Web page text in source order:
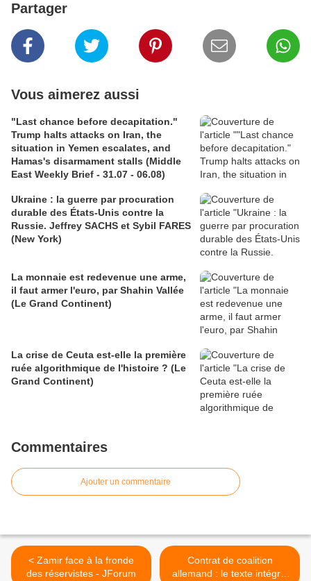
Partager
Vous aimerez aussi
"Last chance before decapitation."
Trump halts attacks on Iran, the
situation in Yemen escalates, and
Hamas's disarmament stalls (Middle
East Weekly Brief - 31.07 - 06.08)
Ukraine : la guerre par procuration
durable des États-Unis contre la
Russie. Jeffrey SACHS et Sybil FARES
(New York)
La monnaie est redevenue une arme,
il faut armer l'euro, par Shahin Vallée
(Le Grand Continent)
La crise de Ceuta est-elle la première
ruée algorithmique de l'histoire ? (Le
Grand Continent)
Commentaires
Ajouter un commentaire
< Zamir face à la fronde
des réservistes - JForum
Contrat de coalition
allemand : le texte intégral